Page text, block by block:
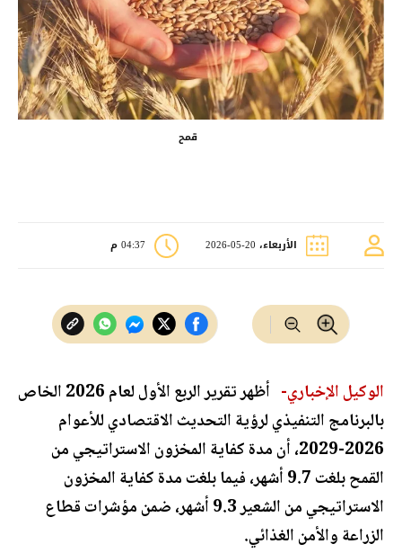
قمح
الأربعاء، 20-05-2026 04:37 م
الوكيل الإخباري-
أظهر تقرير الربع الأول لعام 2026 الخاص
بالبرنامج التنفيذي لرؤية التحديث الاقتصادي للأعوام
2026-2029، أن مدة كفاية المخزون الاستراتيجي من
القمح بلغت 9.7 أشهر، فيما بلغت مدة كفاية المخزون
الاستراتيجي من الشعير 9.3 أشهر، ضمن مؤشرات قطاع
الزراعة والأمن الغذائي.